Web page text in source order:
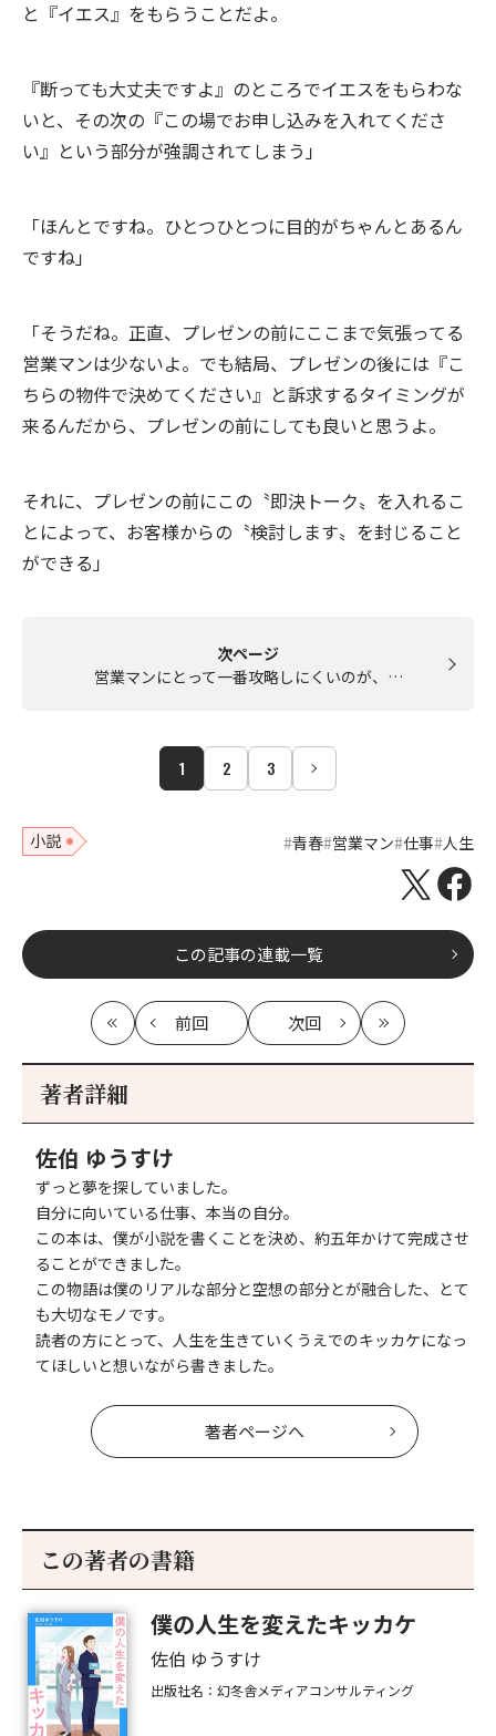
と『イエス』をもらうことだよ。
『断っても大丈夫ですよ』のところでイエスをもらわな
いと、その次の『この場でお申し込みを入れてくださ
い』という部分が強調されてしまう」
「ほんとですね。ひとつひとつに目的がちゃんとあるん
ですね」
「そうだね。正直、プレゼンの前にここまで気張ってる
営業マンは少ないよ。でも結局、プレゼンの後には『こ
ちらの物件で決めてください』と訴求するタイミングが
来るんだから、プレゼンの前にしても良いと思うよ。
それに、プレゼンの前にこの〝即決トーク〟を入れるこ
とによって、お客様からの〝検討します〟を封じること
ができる」
次ページ
営業マンにとって一番攻略しにくいのが、…
1 2 3
小説 青春 営業マン 仕事 人生
この記事の連載一覧
最
初
前回
記
次回
記
最
新
著者詳細
佐伯 ゆうすけ
ずっと夢を探していました。
自分に向いている仕事、本当の自分。
この本は、僕が小説を書くことを決め、約五年かけて完成させ
ることができました。
この物語は僕のリアルな部分と空想の部分とが融合した、とて
も大切なモノです。
読者の方にとって、人生を生きていくうえでのキッカケになっ
てほしいと想いながら書きました。
著者ページへ
この著者の書籍
僕の人生を変えたキッカケ
佐伯 ゆうすけ
出版社名：幻冬舎メディアコンサルティング